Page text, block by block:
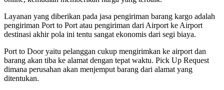
Layanan yang diberikan pada jasa pengiriman barang kargo adalah
pengiriman Port to Port atau pengiriman dari Airport ke Airport
destinasi akhir pola ini tentu sangat ekonomis dari segi biaya.
Port to Door yaitu pelanggan cukup mengirimkan ke airport dan
barang akan tiba ke alamat dengan tepat waktu. Pick Up Request
dimana perusahan akan menjemput barang dari alamat yang
ditentukan.